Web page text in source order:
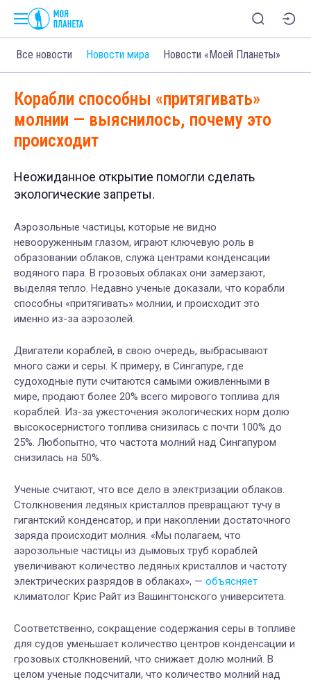
Все новости Новости мира Новости «Моей Планеты»
Корабли способны «притягивать»
молнии — выяснилось, почему это
происходит
Неожиданное открытие помогли сделать
экологические запреты.
Аэрозольные частицы, которые не видно
невооруженным глазом, играют ключевую роль в
образовании облаков, служа центрами конденсации
водяного пара. В грозовых облаках они замерзают,
выделяя тепло. Недавно ученые доказали, что корабли
способны «притягивать» молнии, и происходит это
именно из-за аэрозолей.
Двигатели кораблей, в свою очередь, выбрасывают
много сажи и серы. К примеру, в Сингапуре, где
судоходные пути считаются самыми оживленными в
мире, продают более 20% всего мирового топлива для
кораблей. Из-за ужесточения экологических норм долю
высокосернистого топлива снизилась с почти 100% до
25%. Любопытно, что частота молний над Сингапуром
снизилась на 50%.
Ученые считают, что все дело в электризации облаков.
Столкновения ледяных кристаллов превращают тучу в
гигантский конденсатор, и при накоплении достаточного
заряда происходит молния. «Мы полагаем, что
аэрозольные частицы из дымовых труб кораблей
увеличивают количество ледяных кристаллов и частоту
электрических разрядов в облаках», — объясняет
климатолог Крис Райт из Вашингтонского университета.
Соответственно, сокращение содержания серы в топливе
для судов уменьшает количество центров конденсации и
грозовых столкновений, что снижает долю молний. В
целом ученые подсчитали, что количество молний над